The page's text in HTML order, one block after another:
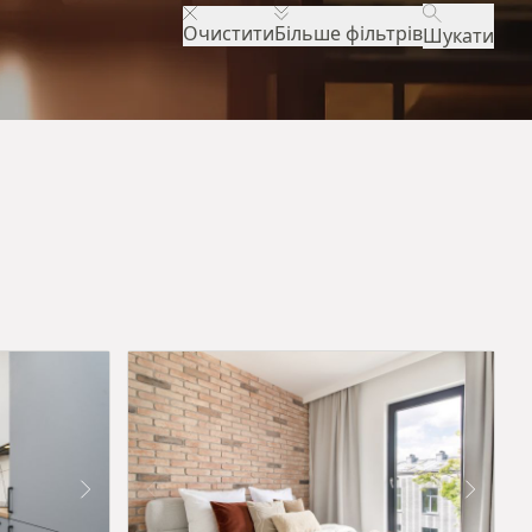
ОчиститиБільше фільтрівШукати